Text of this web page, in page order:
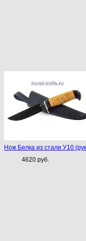
Нож Белка из стали У10
4620 руб.